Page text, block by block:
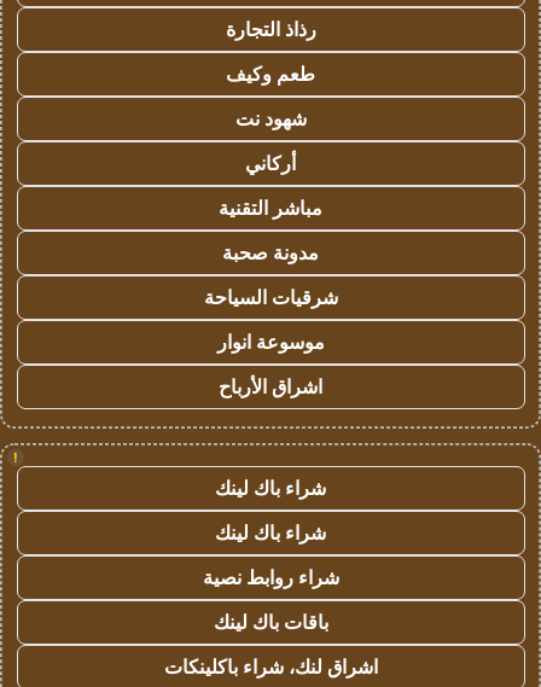
رذاذ التجارة
طعم وكيف
شهود نت
أركاني
مباشر التقنية
مدونة صحبة
شرقيات السياحة
موسوعة انوار
اشراق الأرباح
!
شراء باك لينك
شراء باك لينك
شراء روابط نصية
باقات باك لينك
اشراق لنك، شراء باكلينكات